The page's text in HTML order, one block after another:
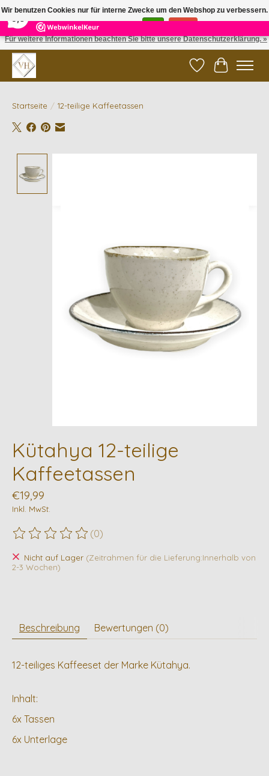
5 Reviews ×
✓ Gratis verzending vanaf €200 | ✓ 14 dagen retourneren
Wunschzettel
Ihr
Startseite / 12-teilige Kaffeetassen
Kütahya 12-teilige
Kaffeetassen
€19,99
Inkl. MwSt.
Die Bewertung dieses Produkts ist
(0)
Nicht auf Lager (Zeitrahmen für die Lieferung:Innerhalb von
2-3 Wochen)
Beschreibung Bewertungen (0)
12-teiliges Kaffeeset der Marke Kütahya.
Inhalt:
6x Tassen
6x Unterlage
Wir benutzen Cookies nur für interne Zwecke um den Webshop zu verbessern.
Ist das in Ordnung?
Für weitere Informationen beachten Sie bitte unsere Datenschutzerklärung. »